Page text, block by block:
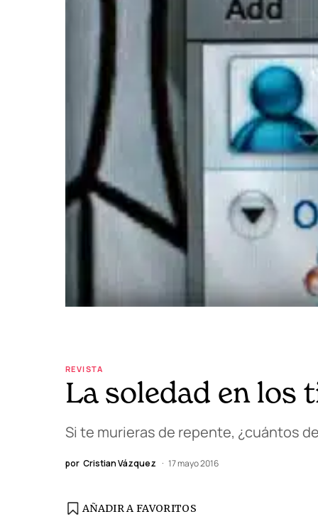
REVISTA
La soledad en los
Si te murieras de repente, ¿cuántos
por Cristian Vázquez 17 mayo 2016
AÑADIR A FAVORITOS